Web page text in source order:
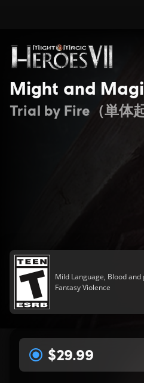
Might and
Trial by Fire（単体
Mild Language, Blood and
Fantasy Violence
$29.99